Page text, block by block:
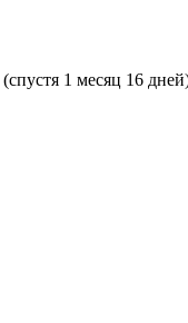
(спустя 1 месяц 16